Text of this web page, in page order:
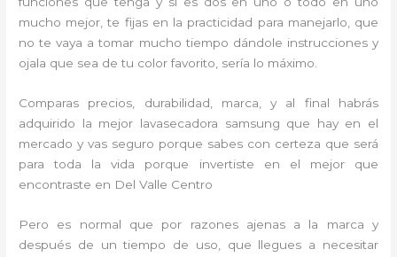
mucho mejor, te fijas en la practicidad para manejarlo, que
no te vaya a tomar mucho tiempo dándole instrucciones y
ojala que sea de tu color favorito, sería lo máximo.
Comparas precios, durabilidad, marca, y al final habrás
adquirido la mejor lavasecadora samsung que hay en el
mercado y vas seguro porque sabes con certeza que será
para toda la vida porque invertiste en el mejor que
encontraste en Del Valle Centro
Pero es normal que por razones ajenas a la marca y
después de un tiempo de uso, que llegues a necesitar